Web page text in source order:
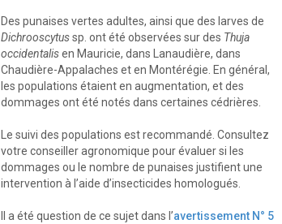
Des punaises vertes adultes, ainsi que des larves de
Dichrooscytussp. ont été observées sur des Thuja
occidentalisen Mauricie, dans Lanaudière, dans
Chaudière-Appalaches et en Montérégie. En général,
les populations étaient en augmentation, et des
dommages ont été notés dans certaines cédrières.
Le suivi des populations est recommandé. Consultez
votre conseiller agronomique pour évaluer si les
dommages ou le nombre de punaises justifient une
intervention à l’aide d’insecticides homologués.
Il a été question de ce sujet dans l’avertissement N° 5